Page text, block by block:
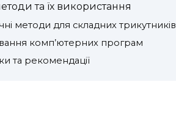
та їх використання
методи для складних трикутників
комп’ютерних програм
та рекомендації